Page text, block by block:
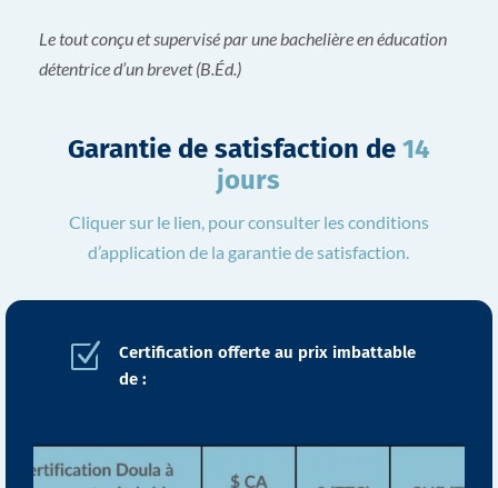
Le tout conçu et supervisé par une bachelière en éducation
détentrice d’un brevet (B.Éd.)
Garantie de satisfaction de 14
jours
Cliquer sur le lien, pour consulter les conditions
d’application de la garantie de satisfaction.
Z
Certification offerte au prix imbattable
de :